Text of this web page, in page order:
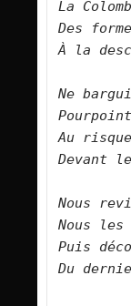
La
Des
À la
Ne
Au
Devant
Nous
Nous
Puis
Du